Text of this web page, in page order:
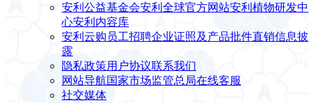
安利公益基金会安利全球官方网站安利植物研发中
心安利内容库
安利云购 员工招聘企业证照及产品批件直销信息披
露
隐私政策用户协议联系我们
网站导航国家市场监管总局在线客服
社交媒体